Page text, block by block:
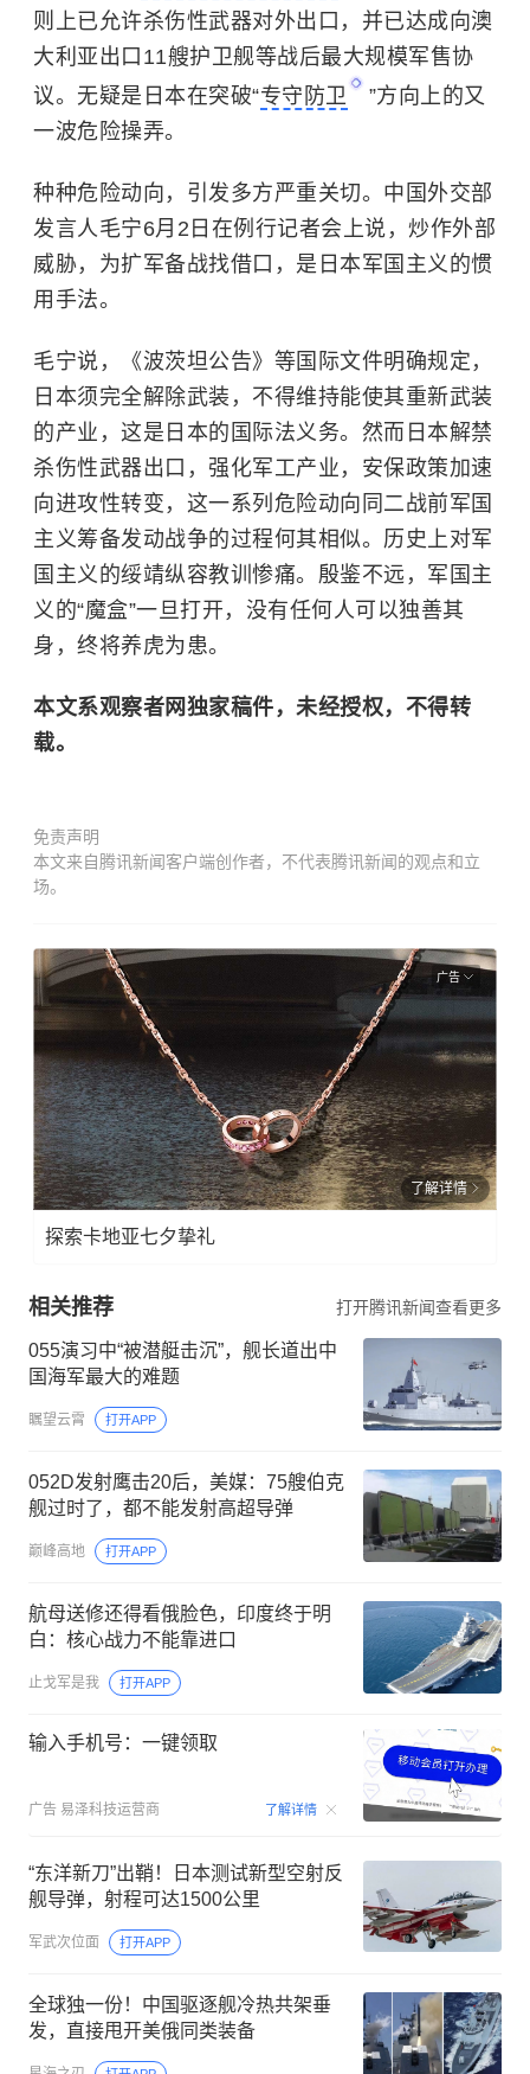
则上已允许杀伤性武器对外出口，并已达成向澳
大利亚出口11艘护卫舰等战后最大规模军售协
议。无疑是日本在突破“专守防卫
”方向上的又
一波危险操弄。
种种危险动向，引发多方严重关切。中国外交部
发言人毛宁6月2日在例行记者会上说，炒作外部
威胁，为扩军备战找借口，是日本军国主义的惯
用手法。
毛宁说，《波茨坦公告》等国际文件明确规定，
日本须完全解除武装，不得维持能使其重新武装
的产业，这是日本的国际法义务。然而日本解禁
杀伤性武器出口，强化军工产业，安保政策加速
向进攻性转变，这一系列危险动向同二战前军国
主义筹备发动战争的过程何其相似。历史上对军
国主义的绥靖纵容教训惨痛。殷鉴不远，军国主
义的“魔盒”一旦打开，没有任何人可以独善其
身，终将养虎为患。
本文系观察者网独家稿件，未经授权，不得转
载。
免责声明
本文来自腾讯新闻客户端创作者，不代表腾讯新闻的观点和立
场。
广告
了解详情
探索卡地亚七夕挚礼
相关推荐 打开腾讯新闻查看更多
055演习中“被潜艇击沉”，舰长道出中
国海军最大的难题
瞩望云霄 打开APP
052D发射鹰击20后，美媒：75艘伯克
舰过时了，都不能发射高超导弹
巅峰高地 打开APP
航母送修还得看俄脸色，印度终于明
白：核心战力不能靠进口
止戈军是我 打开APP
输入手机号：一键领取
广告 易泽科技运营商 了解详情 00:15
“东洋新刀”出鞘！日本测试新型空射反
舰导弹，射程可达1500公里
军武次位面 打开APP
全球独一份！中国驱逐舰冷热共架垂
发，直接甩开美俄同类装备